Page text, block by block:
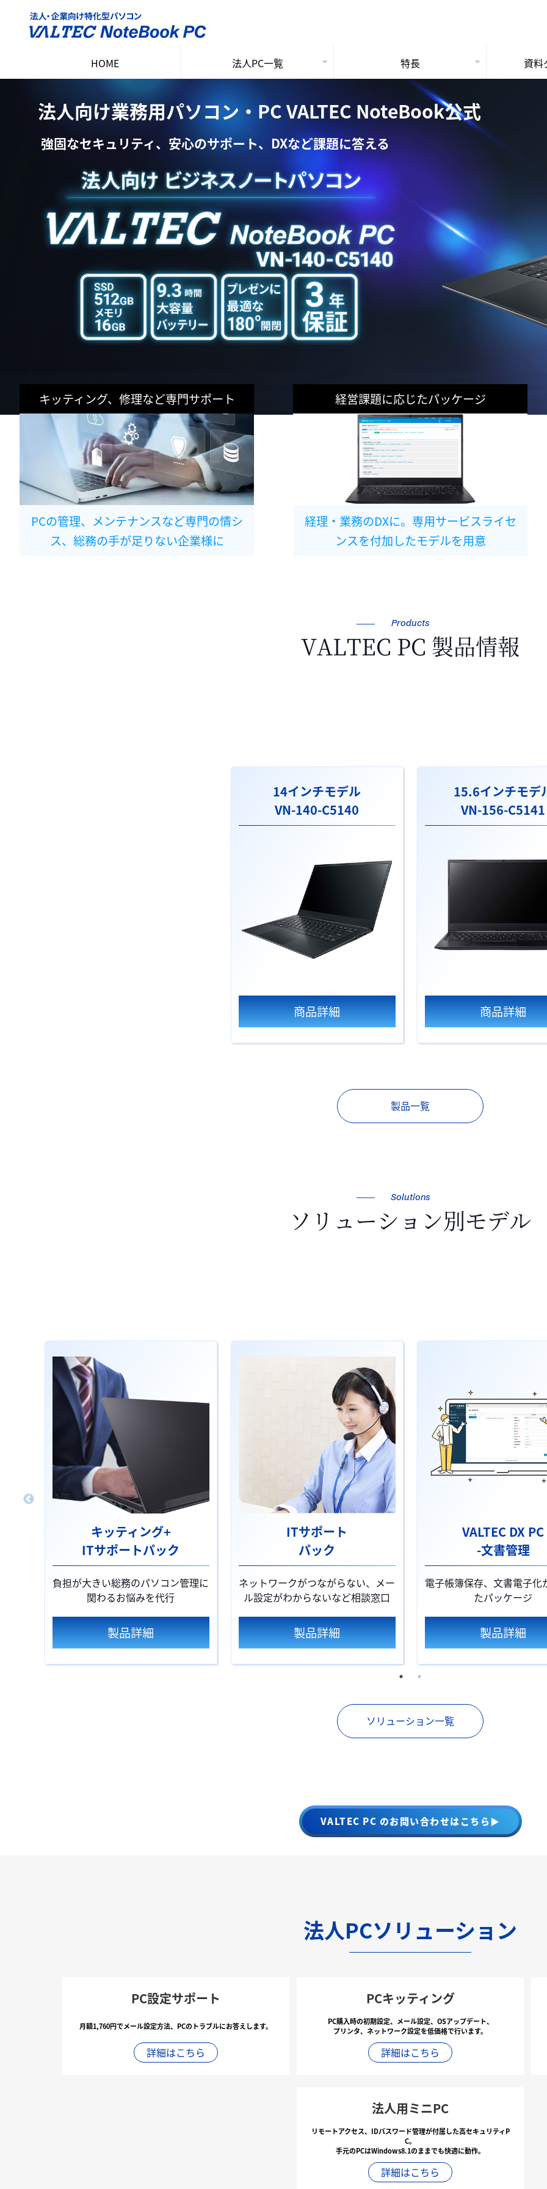
HOME 法人PC一覧
14インチ ノートPC
15インチ ノートPC
ソリューション
特長
法人専門の理由
3年保証
法人PC保守サービス
資料
法人向け業務用パソコン・PC VALTEC NoteBook公式
強固なセキュリティ、安心のサポート、DXなど課題に答える
キッティング、修理など専門サポート
PCの管理、メンテナンスなど専門の情シ
ス、総務の手が足りない企業様に
経営課題に応じたパッケージ
経理・業務のDXに。専用サービスライセ
ンスを付加したモデルを用意
Products
VALTEC PC 製品情報
14インチモデル
VN-140-C5140
商品詳細
15.6インチモデ
VN-156-C5141
商品詳細
製品一覧
Solutions
ソリューション別モデル
キッティング+
ITサポートパック
負担が大きい総務のパソコン管理に
関わるお悩みを代行
製品詳細
ITサポート
パック
ネットワークがつながらない、メー
ル設定がわからないなど相談窓口
製品詳細
VALTEC DX PC
-文書管理
電子帳簿保存、文書電子化
たパッケージ
製品詳細
ソリューション一覧
VALTEC PC のお問い合わせはこちら▶
法人PCソリューション
PC設定サポート
月額1,760円でメール設定方法、PCのトラブルにお答えします。
詳細はこちら
PCキッティング
PC購入時の初期設定、メール設定、OSアップデート、
プリンタ、ネットワーク設定を低価格で行います。
詳細はこちら
法人用ミニPC
リモートアクセス、IDパスワード管理が付属した高セキュリティP
C。
手元のPCはWindows8.1のままでも快適に動作。
詳細はこちら